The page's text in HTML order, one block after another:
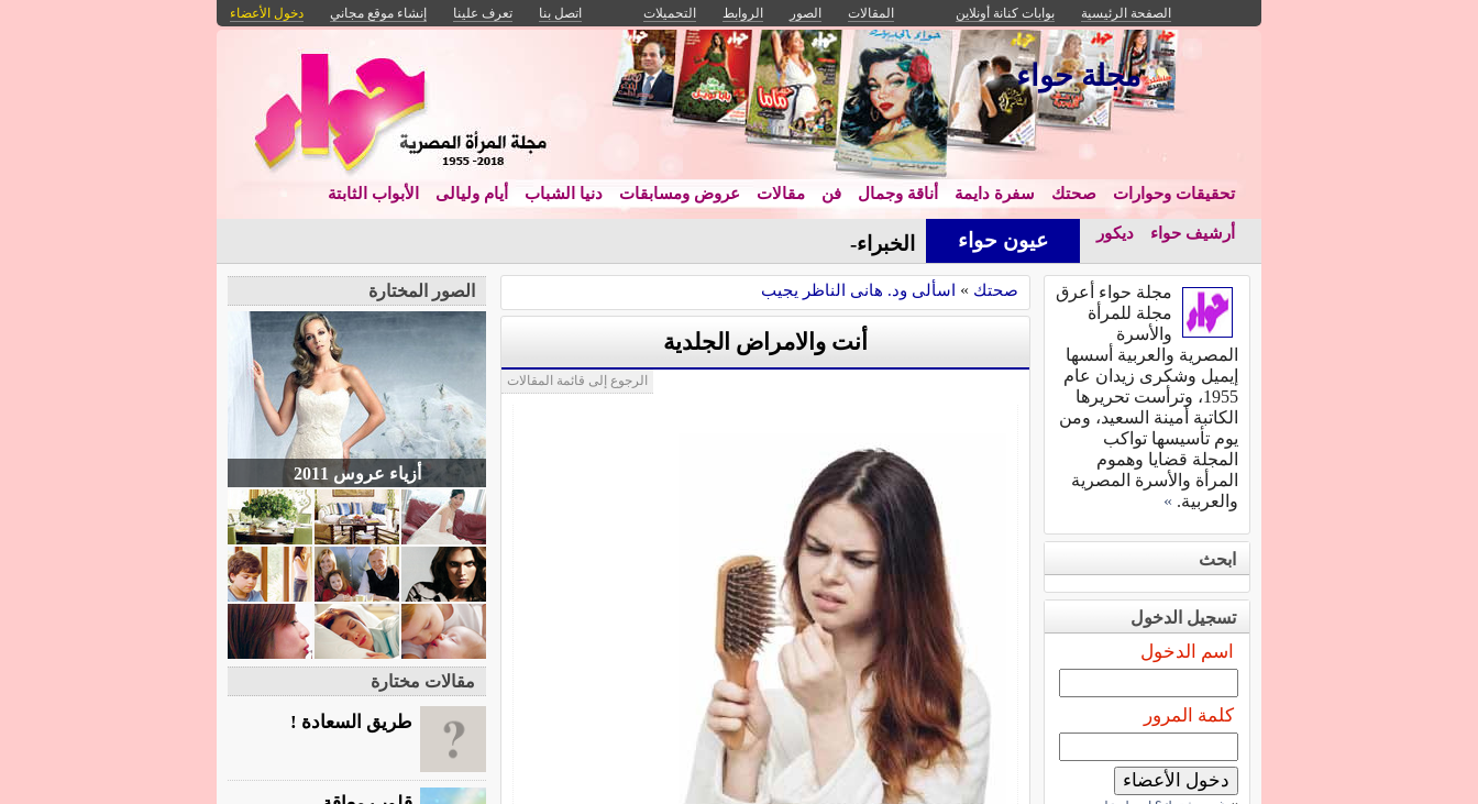
الصفحة الرئيسية بوابات كنانة أونلاين المقالات الصور الروابط التحميلات اتصل بنا تعرف علينا إنشاء موقع مجاني دخول الأعضاء
مجلة حواء
تحقيقات وحوارات صحتك سفرة دايمة أناقة وجمال فن مقالات عروض ومسابقات دنيا الشباب أيام وليالى الأبواب الثابتة
أرشيف حواء ديكور عيون حواء الخبراء يكشفون: أ-
صحتك » اسألى ود. هانى الناظر يجيب
أنت والامراض الجلدية
الرجوع إلى قائمة المقالات
مجلة حواء أعرق
مجلة للمرأة
والأسرة
المصرية والعربية أسسها
إيميل وشكرى زيدان عام
1955، وترأست تحريرها
الكاتبة أمينة السعيد، ومن
يوم تأسيسها تواكب
المجلة قضايا وهموم
المرأة والأسرة المصرية
والعربية. »
ابحث
تسجيل الدخول
اسم الدخول
كلمة المرور
الصور المختارة
أزياء عروس 2011
مقالات مختارة
طريق السعادة !